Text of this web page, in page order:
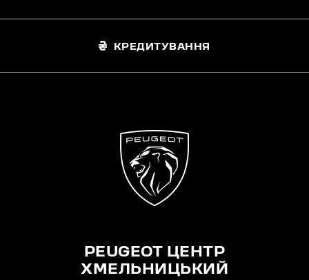
КРЕДИТУВАННЯ
PEUGEOT ЦЕНТР
ХМЕЛЬНИЦЬКИЙ